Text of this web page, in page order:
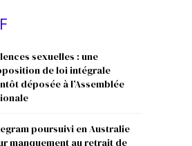
sexuelles : une
de loi intégrale
déposée à l’Assemblée
poursuivi en Australie
manquement au retrait de